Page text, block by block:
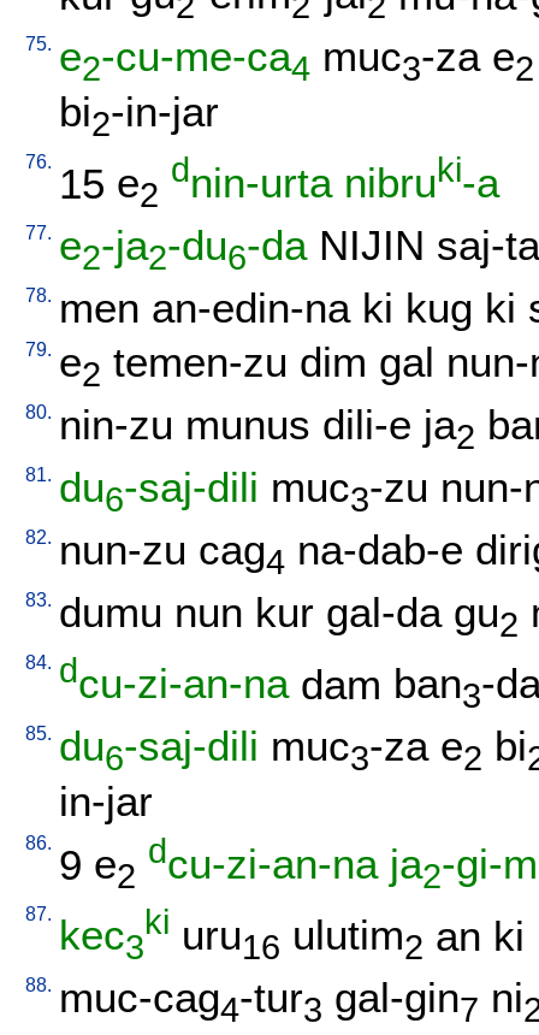
75. e2-cu-me-ca4 muc3-za e2
bi2-in-jar
76. 15 e2
dnin-urta nibruki-a
77. e2-ja2-du6-da NIJIN saj-ta
78. men an-edin-na ki kug ki
79. e2 temen-zu dim gal
80. nin-zu munus dili-e ja2
81. du6-saj-dili muc3-zu nun-
82. nun-zu cag4 na-dab-e
83. dumu nun kur gal-da gu2
84. dcu-zi-an-na dam ban3-
85. du6-saj-dili muc3-za e2 bi
in-jar
86. 9 e2
dcu-zi-an-na ja2-gi-
87. kec3
ki uru16 ulutim2 an ki
88. muc-cag4-tur3 gal-gin7 ni